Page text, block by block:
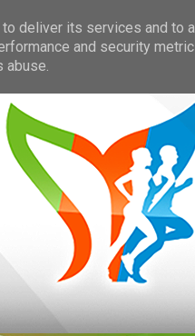
deliver its services and to
and security
abuse.